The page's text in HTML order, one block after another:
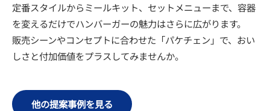
定番スタイルからミールキット、セットメニューまで、容器
を変えるだけでハンバーガーの魅力はさらに広がります。
販売シーンやコンセプトに合わせた「パケチェン」で、おい
しさと付加価値をプラスしてみませんか。
他の提案事例を見る